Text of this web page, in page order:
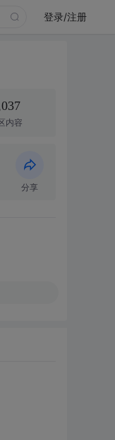
登录/注册
内容
分享